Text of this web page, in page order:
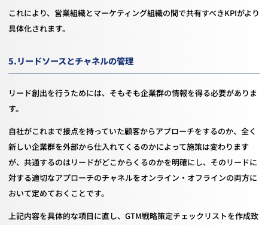
これにより、営業組織とマーケティング組織の間で共有すべきKPIがより
具体化されます。
5.リードソースとチャネルの管理
リード創出を行うためには、そもそも企業群の情報を得る必要がありま
す。
自社がこれまで接点を持っていた顧客からアプローチをするのか、全く
新しい企業群を外部から仕入れてくるのかによって施策は変わります
が、共通するのはリードがどこからくるのかを明確にし、そのリードに
対する適切なアプローチのチャネルをオンライン・オフラインの両方に
おいて定めておくことです。
上記内容を具体的な項目に直し、GTM戦略策定チェックリストを作成致